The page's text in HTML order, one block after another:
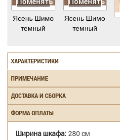
Ясень Шимо
темный
Ясень Шимо
темный
ХАРАКТЕРИСТИКИ
ПРИМЕЧАНИЕ
ДОСТАВКА И СБОРКА
ФОРМА ОПЛАТЫ
Ширина шкафа: 280 см